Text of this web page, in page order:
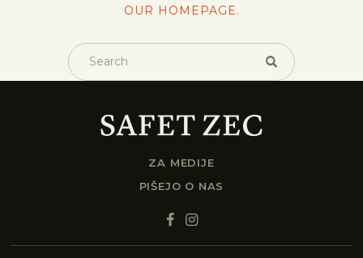
OUR HOMEPAGE.
ZA MEDIJE
PIŠEJO O NAS